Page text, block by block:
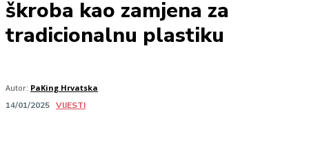
škroba kao zamjena za
tradicionalnu plastiku
Autor: PaKing Hrvatska
14/01/2025 VIJESTI